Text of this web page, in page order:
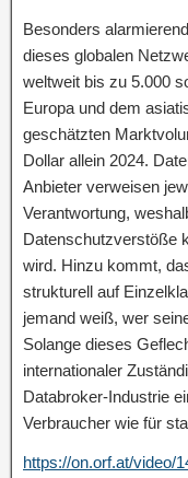
Besonders
dieses globalen
weltweit bis zu 5.000
Europa und dem
geschätzten
Dollar allein 2024.
Anbieter verweisen
Verantwortung,
Datenschutzverstöße
wird. Hinzu kommt,
strukturell auf
jemand weiß, wer
Solange dieses
internationaler
Databroker-Industrie
Verbraucher wie für
https://on.orf.at/video/